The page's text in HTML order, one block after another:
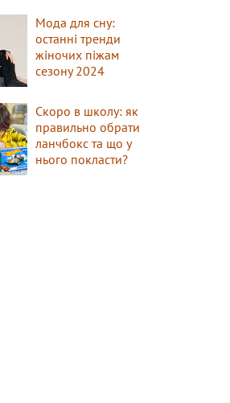
Мода для сну:
останні тренди
жіночих піжам
сезону 2024
Скоро в школу: як
правильно обрати
ланчбокс та що у
нього покласти?